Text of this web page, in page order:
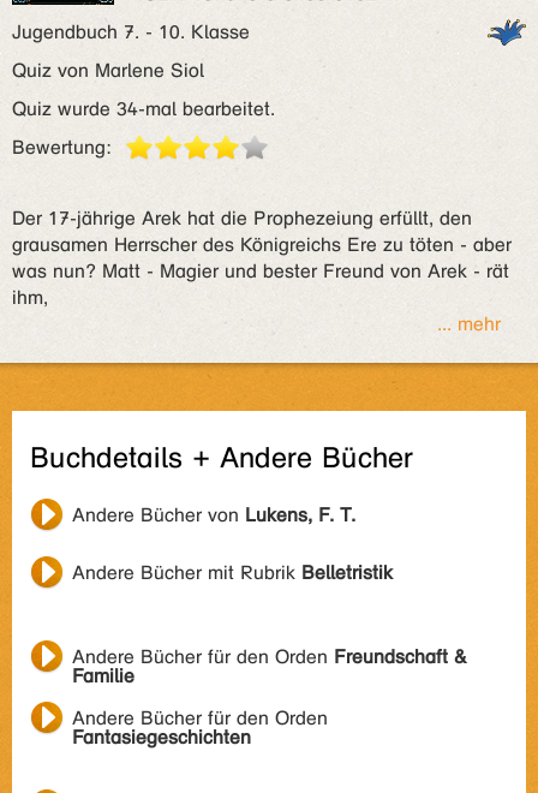
Jugendbuch 7. - 10. Klasse
Quiz von Marlene Siol
Quiz wurde 34-mal bearbeitet.
Bewertung:
Der 17-jährige Arek hat die Prophezeiung erfüllt, den
grausamen Herrscher des Königreichs Ere zu töten - aber
was nun? Matt - Magier und bester Freund von Arek - rät
ihm,
... mehr
Buchdetails + Andere Bücher
Andere Bücher von Lukens, F. T.
Andere Bücher mit Rubrik Belletristik
Andere Bücher für den Orden Freundschaft &
Familie
Andere Bücher für den Orden
Fantasiegeschichten